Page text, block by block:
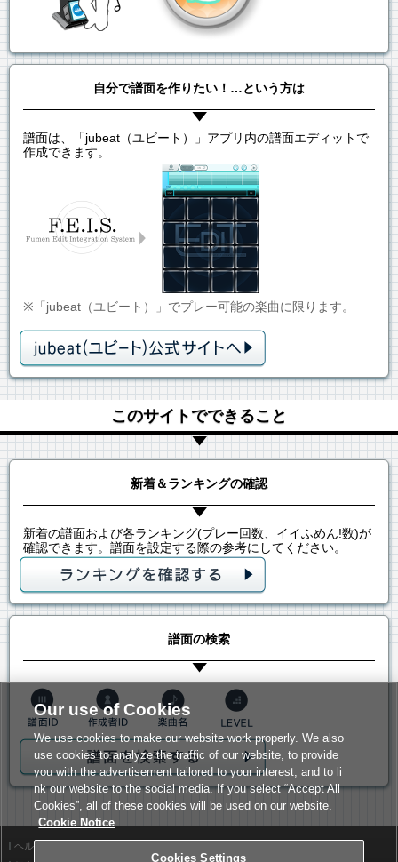
自分で譜面を作りたい！…という方は
譜面は、「jubeat（ユビート）」アプリ内の譜面エディットで
作成できます。
※「jubeat（ユビート）」でプレー可能の楽曲に限ります。
このサイトでできること
新着＆ランキングの確認
新着の譜面および各ランキング(プレー回数、イイふめん!数)が
確認できます。譜面を設定する際の参考にしてください。
譜面の検索
ヘルプ
Our use of Cookies
We use cookies to make our website work properly. We also
use cookies to analyze the traffic of our website, to provide
you with the advertisement tailored to your interest, and to li
nk our website to the social media. If you select “Accept All
Cookies”, all of these cookies will be used on our website.
Cookie Notice
Cookies Settings